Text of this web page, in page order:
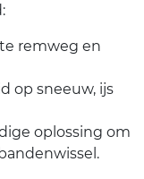
remweg en
op sneeuw, ijs
oplossing om